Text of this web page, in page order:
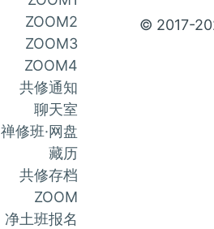
ZOOM2
ZOOM3
ZOOM4
共修通知
聊天室
禅修班·网盘
藏历
共修存档
ZOOM
净土班报名
account
© 2017-